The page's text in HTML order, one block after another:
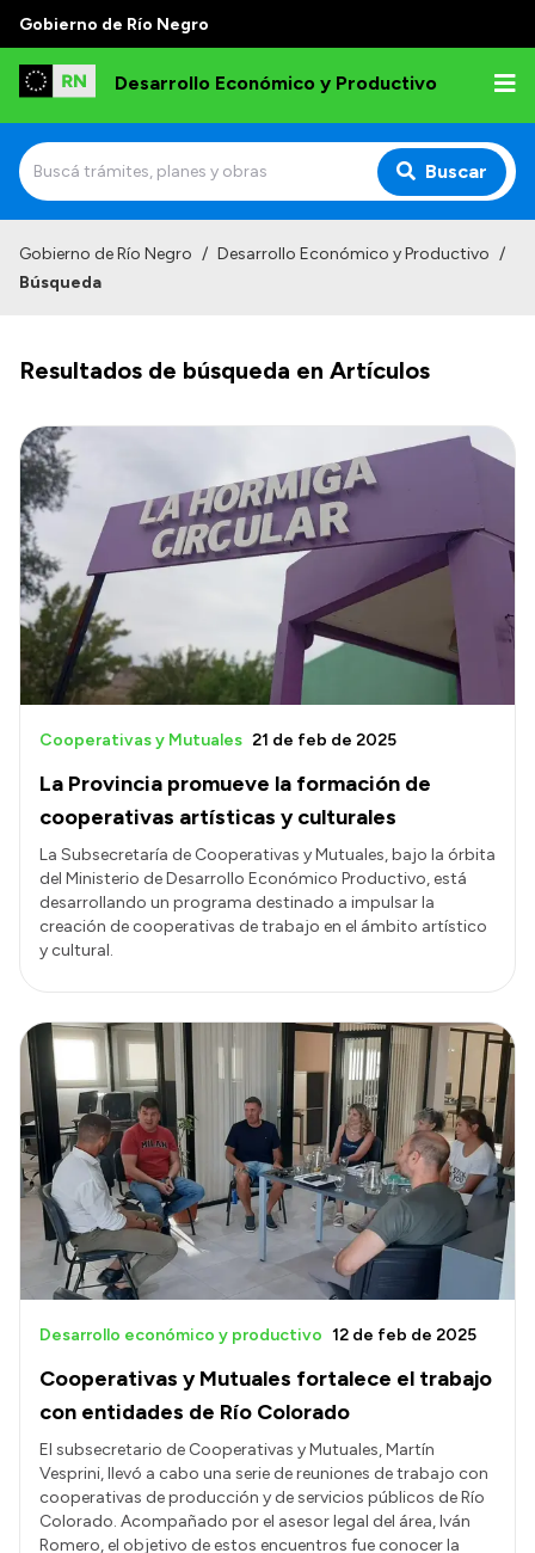
Gobierno de Río Negro
Desarrollo Económico y Productivo
Buscar
Delegaciones
Normativa
Transparencia
Presupuesto
Boletín Oficial
Compras y licitaciones
Consulta de expedientes
Consulta de pago a proveedores
Convocatorias
Intranet
Login
Gobierno de Río Negro / Desarrollo Económico y Productivo /
Búsqueda
Resultados de búsqueda en Artículos
La Provincia promueve la formación de
cooperativas artísticas y culturales
Cooperativas y Mutuales 21 de feb de 2025
La Subsecretaría de Cooperativas y Mutuales, bajo la órbita
del Ministerio de Desarrollo Económico Productivo, está
desarrollando un programa destinado a impulsar la
creación de cooperativas de trabajo en el ámbito artístico
y cultural.
Cooperativas y Mutuales fortalece el trabajo
con entidades de Río Colorado
Desarrollo económico y productivo 12 de feb de 2025
El subsecretario de Cooperativas y Mutuales, Martín
Vesprini, llevó a cabo una serie de reuniones de trabajo con
cooperativas de producción y de servicios públicos de Río
Colorado. Acompañado por el asesor legal del área, Iván
Romero, el objetivo de estos encuentros fue conocer la